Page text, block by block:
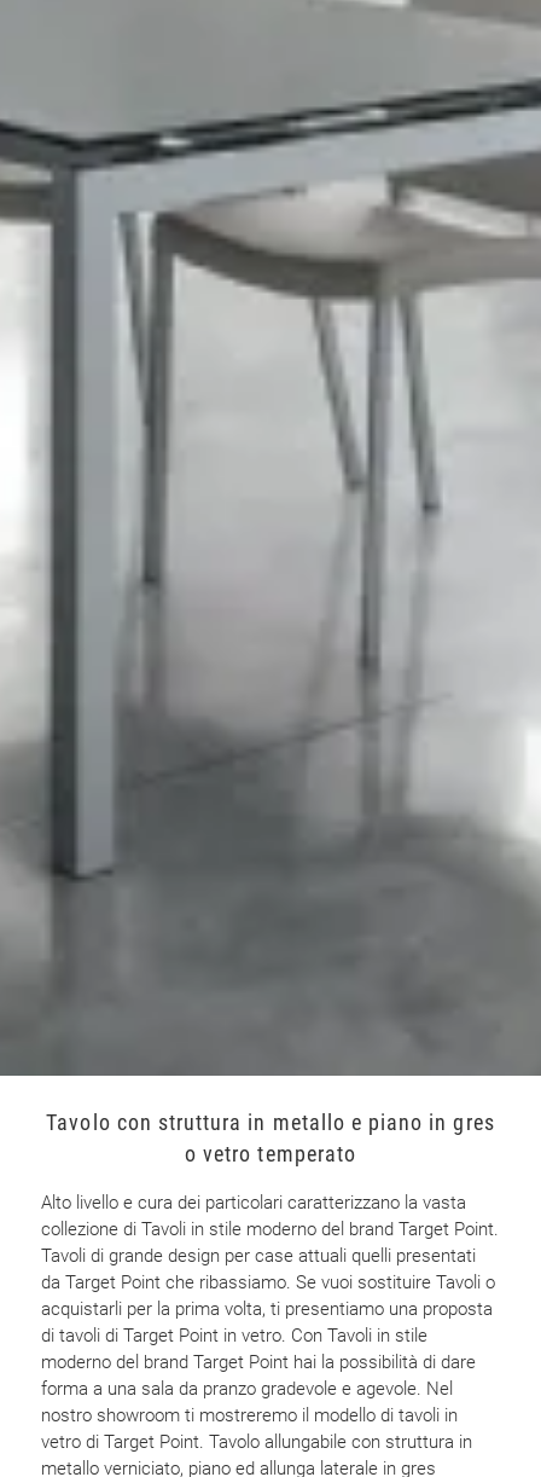
Tavolo con struttura in metallo e piano in gres
o vetro temperato
Alto livello e cura dei particolari caratterizzano la vasta
collezione di Tavoli in stile moderno del brand Target Point.
Tavoli di grande design per case attuali quelli presentati
da Target Point che ribassiamo. Se vuoi sostituire Tavoli o
acquistarli per la prima volta, ti presentiamo una proposta
di tavoli di Target Point in vetro. Con Tavoli in stile
moderno del brand Target Point hai la possibilità di dare
forma a una sala da pranzo gradevole e agevole. Nel
nostro showroom ti mostreremo il modello di tavoli in
vetro di Target Point. Tavolo allungabile con struttura in
metallo verniciato, piano ed allunga laterale in gres